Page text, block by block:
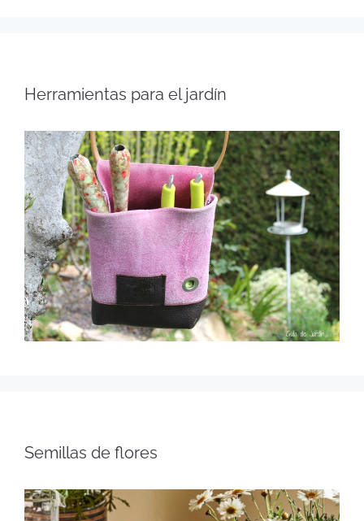
Herramientas para el jardín
Semillas de flores